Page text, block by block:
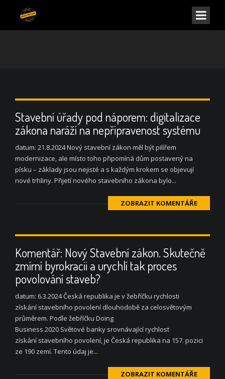
Stavební úřady pod náporem: digitalizace
zákona naráží na nepřipravenost systému
datum: 21.8.2024 Nový stavební zákon měl být pilířem
modernizace, ale místo toho připomíná dům postavený na
písku – základy jsou nejisté a s každým krokem se objevují
nové trhliny. Přijetí nového stavebního zákona bylo...
ZOBRAZIT KOMENTÁŘE
Komentář: Nový Stavební zákon. Skutečně
zmírní byrokracii a urychlí tak proces
povolování staveb?
datum: 6.3.2024 Česká republika je v žebříčku rychlosti
získání stavebního povolení dlouhodobě za celosvětovým
průměrem. Podle žebříčku Doing
Business 2020 Světové banky srovnávající rychlost
získání stavebního povolení, je Česká republika na 157. pozici
ze 190 zemí. Tento údaj je...
ZOBRAZIT KOMENTÁŘE